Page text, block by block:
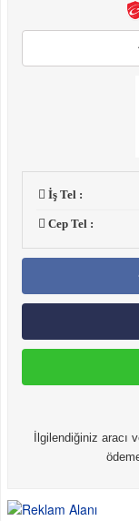
İş Tel :
Cep Tel :
İlgilendiğiniz aracı